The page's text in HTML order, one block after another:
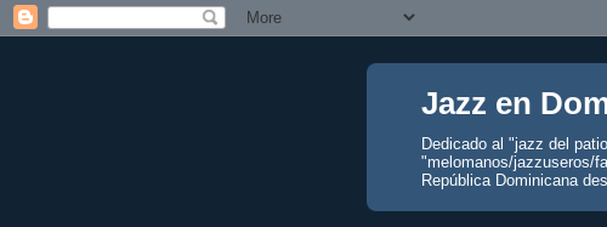
Jazz en
Dedicado al "jazz del
"melomanos/jazzuseros/
República Dominicana